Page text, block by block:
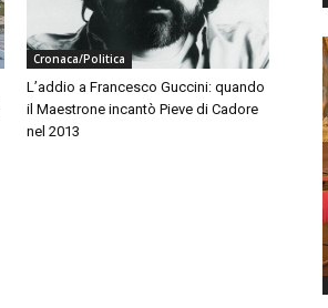
Cronaca/Politica
L’addio a Francesco Guccini: quando
il Maestrone incantò Pieve di Cadore
nel 2013